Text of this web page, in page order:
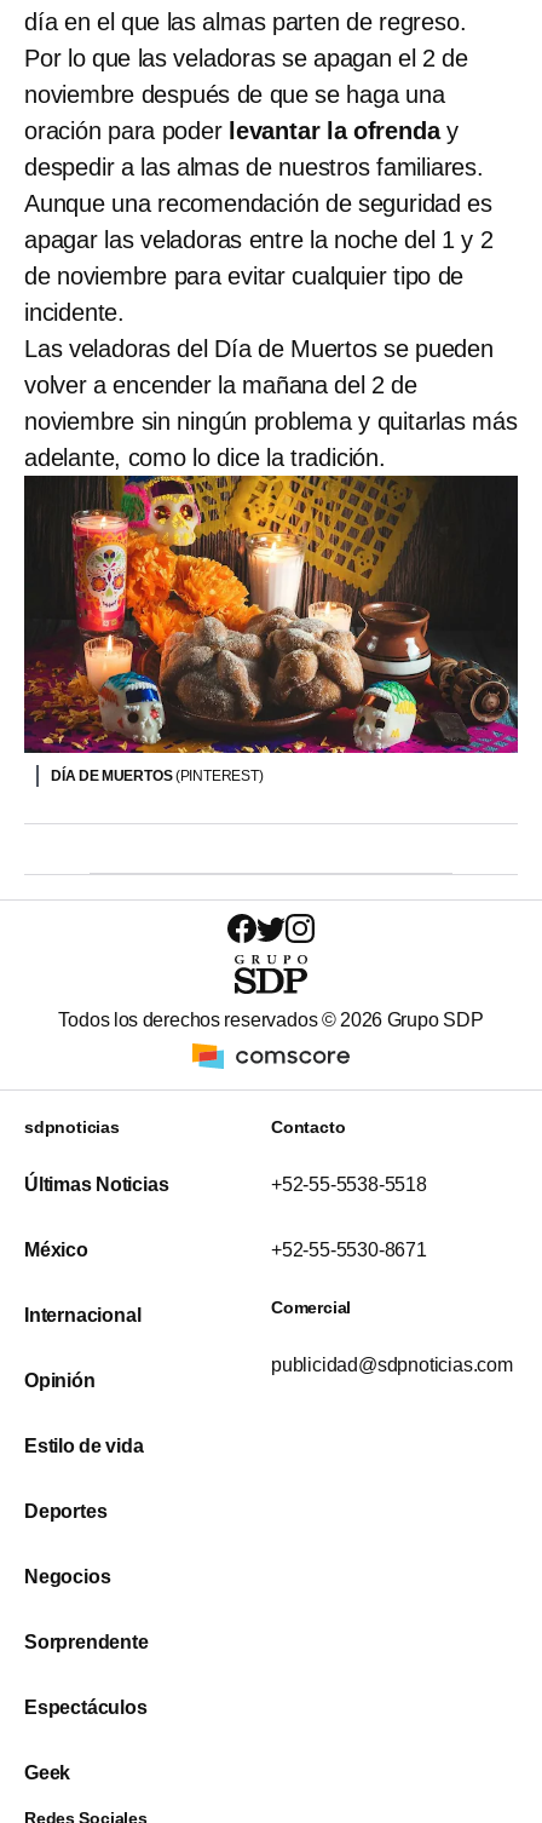
día en el que las almas parten de regreso.
Por lo que las veladoras se apagan el 2 de
noviembre después de que se haga una
oración para poder levantar la ofrenday
despedir a las almas de nuestros familiares.
Aunque una recomendación de seguridad es
apagar las veladoras entre la noche del 1 y 2
de noviembre para evitar cualquier tipo de
incidente.
Las veladoras del Día de Muertos se pueden
volver a encender la mañana del 2 de
noviembre sin ningún problema y quitarlas más
adelante, como lo dice la tradición.
DÍA DE MUERTOS(PINTEREST)
Todos los derechos reservados © 2026 Grupo SDP
sdpnoticias
Últimas Noticias
México
Internacional
Opinión
Estilo de vida
Deportes
Negocios
Sorprendente
Espectáculos
Geek
Contacto
+52-55-5538-5518
+52-55-5530-8671
Comercial
publicidad@sdpnoticias.com
Redes Sociales